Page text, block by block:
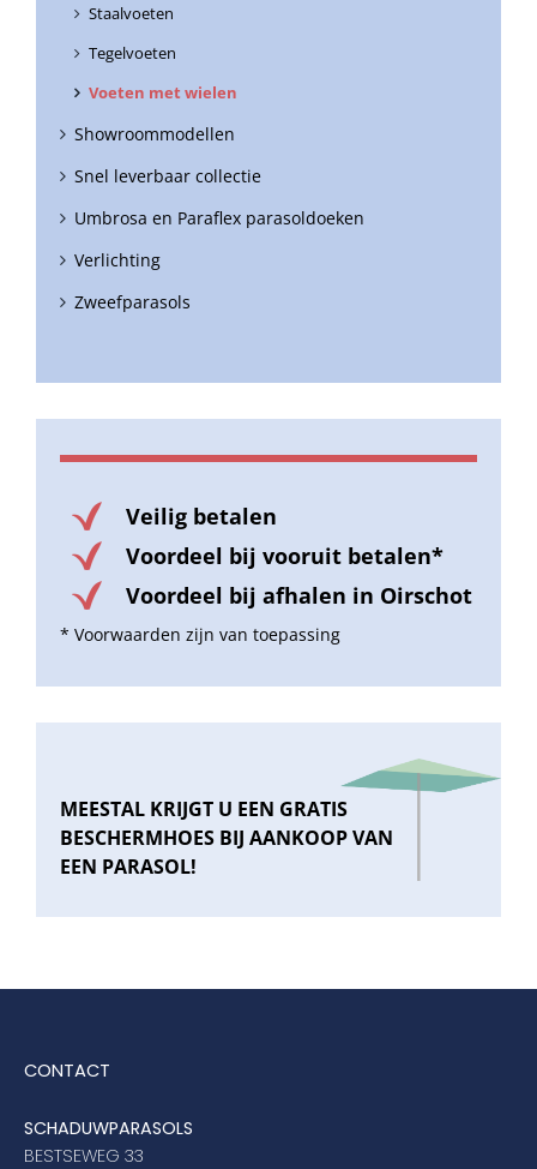
Staalvoeten
Tegelvoeten
Voeten met wielen
Showroommodellen
Snel leverbaar collectie
Umbrosa en Paraflex parasoldoeken
Verlichting
Zweefparasols
Veilig betalen
Voordeel bij vooruit betalen*
Voordeel bij afhalen in Oirschot
* Voorwaarden zijn van toepassing
MEESTAL KRIJGT U EEN GRATIS
BESCHERMHOES BIJ AANKOOP VAN
EEN PARASOL!
CONTACT
SCHADUWPARASOLS
BESTSEWEG 33